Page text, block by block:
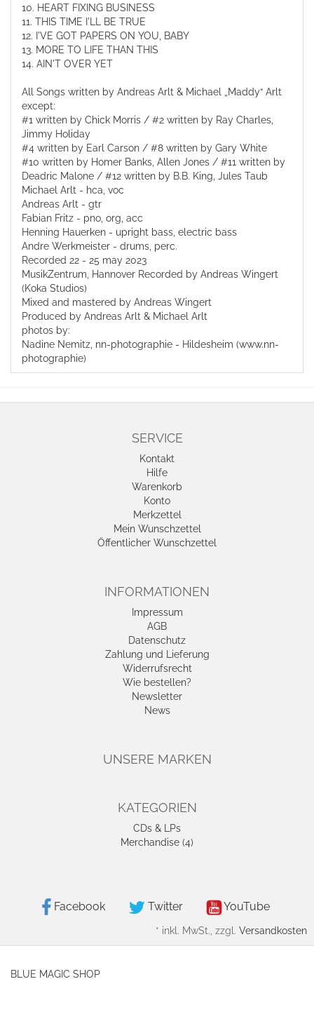
10. HEART FIXING BUSINESS
11. THIS TIME I'LL BE TRUE
12. I'VE GOT PAPERS ON YOU, BABY
13. MORE TO LIFE THAN THIS
14. AIN'T OVER YET
All Songs written by Andreas Arlt & Michael „Maddy“ Arlt
except:
#1 written by Chick Morris / #2 written by Ray Charles,
Jimmy Holiday
#4 written by Earl Carson / #8 written by Gary White
#10 written by Homer Banks, Allen Jones / #11 written by
Deadric Malone / #12 written by B.B. King, Jules Taub
Michael Arlt - hca, voc
Andreas Arlt - gtr
Fabian Fritz - pno, org, acc
Henning Hauerken - upright bass, electric bass
Andre Werkmeister - drums, perc.
Recorded 22 - 25 may 2023
MusikZentrum, Hannover Recorded by Andreas Wingert
(Koka Studios)
Mixed and mastered by Andreas Wingert
Produced by Andreas Arlt & Michael Arlt
photos by:
Nadine Nemitz, nn-photographie - Hildesheim (www.nn-
photographie)
SERVICE
Kontakt
Hilfe
Warenkorb
Konto
Merkzettel
Mein Wunschzettel
Öffentlicher Wunschzettel
INFORMATIONEN
Impressum
AGB
Datenschutz
Zahlung und Lieferung
Widerrufsrecht
Wie bestellen?
Newsletter
News
UNSERE MARKEN
KATEGORIEN
CDs & LPs
Merchandise (4)
Facebook Twitter YouTube
* inkl. MwSt., zzgl. Versandkosten
BLUE MAGIC SHOP